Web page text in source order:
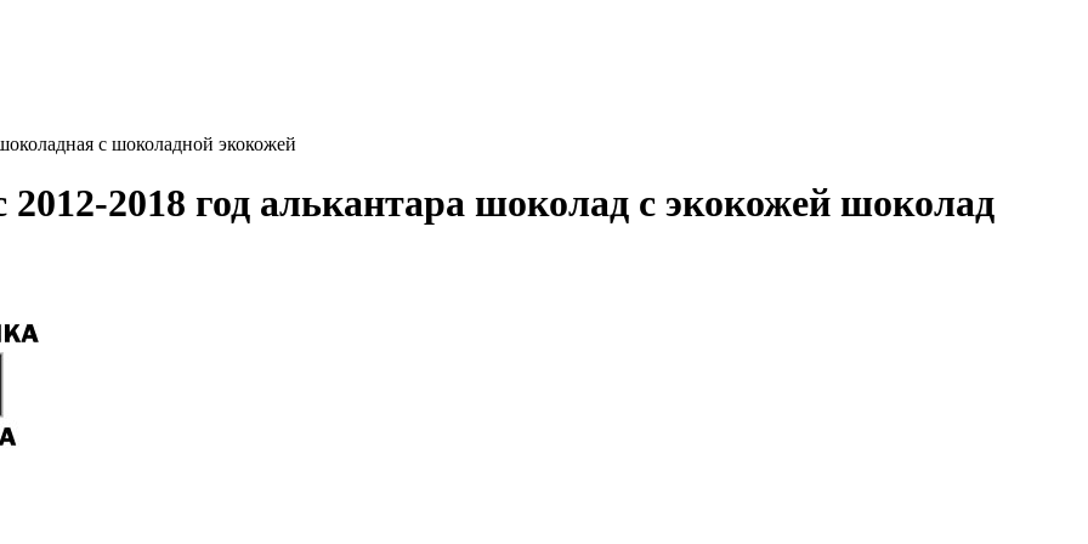
с шоколадной экокожей
2018 год алькантара шоколад с экокожей шоколад